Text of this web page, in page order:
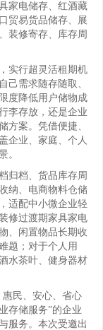
家电储存、红酒藏
贸易货品储存、展
装修寄存、库存周
实行超灵活租期机
己需求随存随取、
度降低用户储物成
李存放，还是企业
方案。凭借便捷、
企业、家庭、个人
。
档、货品库存周
纳、电商物料仓储
适配中小微企业轻
修过渡期家具家电
、闲置物品长期收
题；对于个人用
水茶叶、健身器材
民、安心、省心
存储服务”的企业
服务。本次受邀出